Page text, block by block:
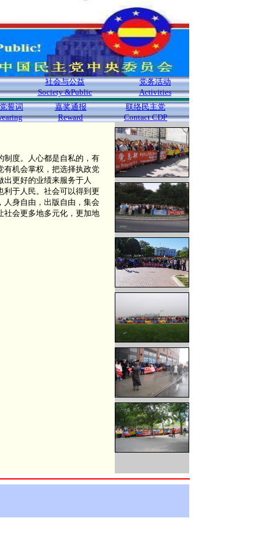
社会与公益
Society &Public
党务活动
Activities
誓词
嘉奖通报
Reward
联络民主党
Contact CDP
制度。人心都是自私的，有
有机会掌权，把选择执政党
更好的业绩来服务于人
利于人民。社会可以得到更
人身自由，出版自由，集会
社会更多地多元化，更加地